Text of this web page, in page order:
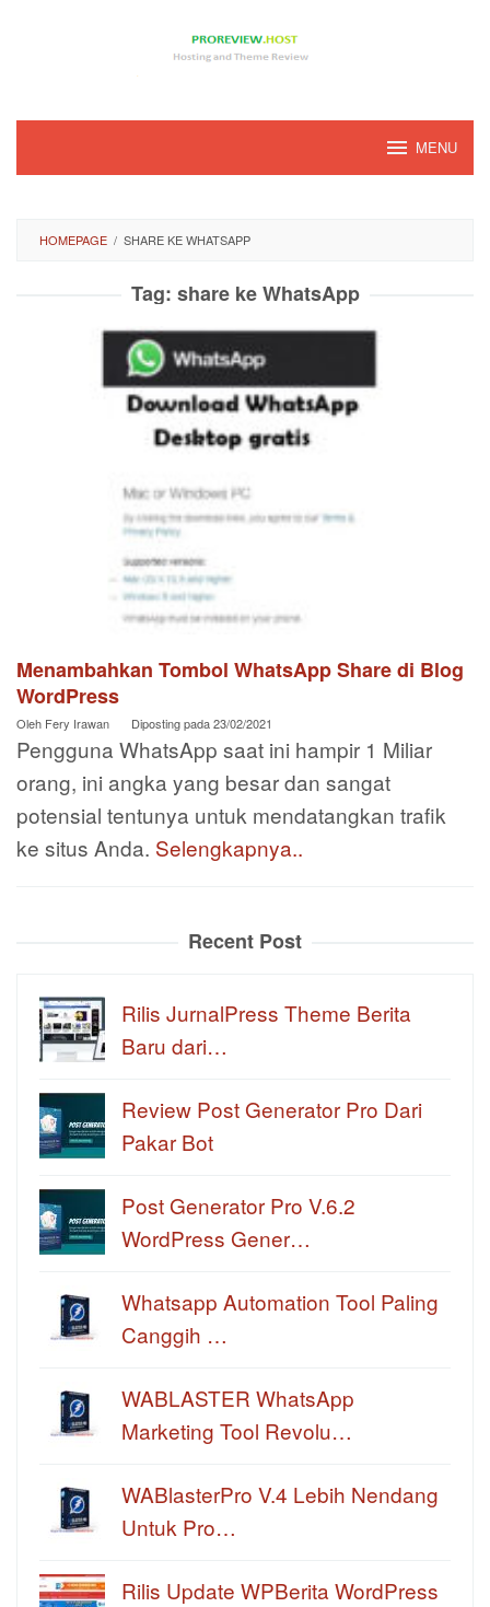
MENU
HOMEPAGE / SHARE KE WHATSAPP
Tag: share ke WhatsApp
Menambahkan Tombol WhatsApp Share di Blog
WordPress
Oleh Fery Irawan Diposting pada23/02/2021
Pengguna WhatsApp saat ini hampir 1 Miliar
orang, ini angka yang besar dan sangat
potensial tentunya untuk mendatangkan trafik
ke situs Anda. Selengkapnya..
Recent Post
Rilis JurnalPress Theme Berita
Baru dari…
Review Post Generator Pro Dari
Pakar Bot
Post Generator Pro V.6.2
WordPress Gener…
Whatsapp Automation Tool Paling
Canggih …
WABLASTER WhatsApp
Marketing Tool Revolu…
WABlasterPro V.4 Lebih Nendang
Untuk Pro…
Rilis Update WPBerita WordPress